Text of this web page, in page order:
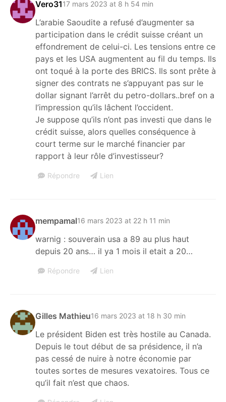
Vero3117 mars 2023 at 8 h 54 min
L’arabie Saoudite a refusé d’augmenter sa
participation dans le crédit suisse créant un
effondrement de celui-ci. Les tensions entre ce
pays et les USA augmentent au fil du temps. Ils
ont toqué à la porte des BRICS. Ils sont prête à
signer des contrats ne s’appuyant pas sur le
dollar signant l’arrêt du petro-dollars..bref on a
l’impression qu’ils lâchent l’occident.
Je suppose qu’ils n’ont pas investi que dans le
crédit suisse, alors quelles conséquence à
court terme sur le marché financier par
rapport à leur rôle d’investisseur?
Répondre Lien
mempamal16 mars 2023 at 22 h 11 min
warnig : souverain usa a 89 au plus haut
depuis 20 ans… il ya 1 mois il etait a 20…
Répondre Lien
Gilles Mathieu16 mars 2023 at 18 h 30 min
Le président Biden est très hostile au Canada.
Depuis le tout début de sa présidence, il n’a
pas cessé de nuire à notre économie par
toutes sortes de mesures vexatoires. Tous ce
qu’il fait n’est que chaos.